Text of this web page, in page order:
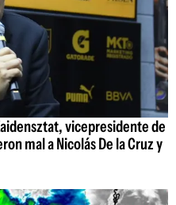
vicepresidente de
mal a Nicolás De la Cruz y